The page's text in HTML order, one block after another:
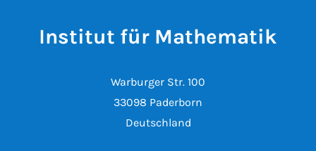
Institut für Mathematik
Warburger Str. 100
33098 Paderborn
Deutschland